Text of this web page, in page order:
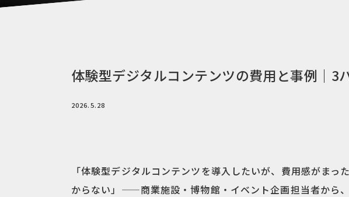
体験型デジタルコンテンツの費用と事例｜3
2026.5.28
「体験型デジタルコンテンツを導入したいが、費用感がま
からない」——商業施設・博物館・イベント企画担当者から